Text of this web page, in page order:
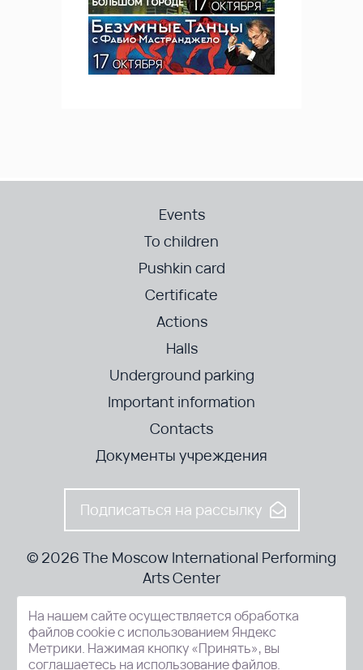
Events
To children
Pushkin card
Certificate
Actions
Halls
Underground parking
Important information
Contacts
Документы учреждения
Подписаться на рассылку
© 2026 The Moscow International Performing
Arts Center
52-8, Kosmodamianskaya nab., Moscow, 115054, Russia
На нашем сайте осуществляется обработка
файлов cookie с использованием Яндекс
Метрики. Нажимая кнопку «Принять», вы
соглашаетесь на использование файлов.